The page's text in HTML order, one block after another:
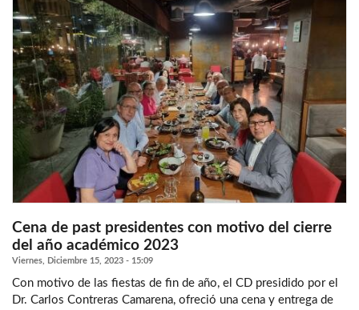
Cena de past presidentes con motivo del cierre
del año académico 2023
Viernes, Diciembre 15, 2023 - 15:09
Con motivo de las fiestas de fin de año, el CD presidido por el
Dr. Carlos Contreras Camarena, ofreció una cena y entrega de